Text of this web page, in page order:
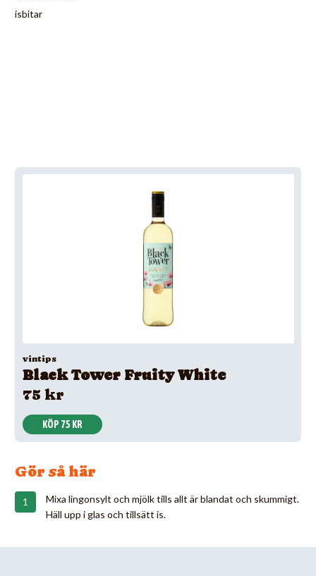
isbitar
vintips
Black Tower Fruity White
75 kr
KÖP 75 KR
Gör så här
Mixa lingonsylt och mjölk tills allt är blandat och skummigt.
Häll upp i glas och tillsätt is.